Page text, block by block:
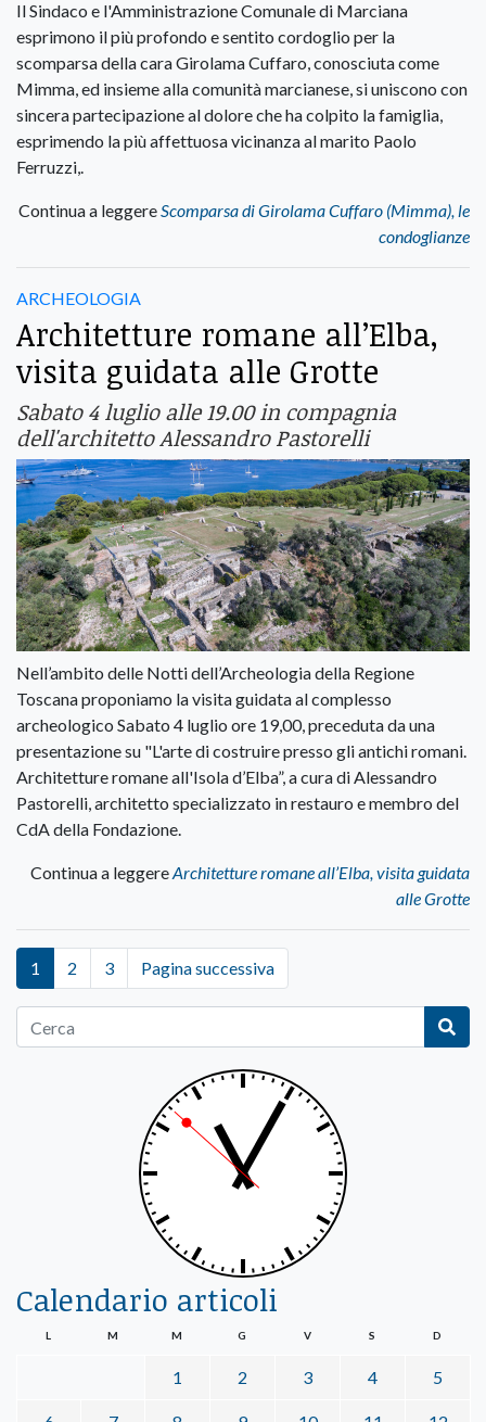
Il Sindaco e l'Amministrazione Comunale di Marciana
esprimono il più profondo e sentito cordoglio per la
scomparsa della cara Girolama Cuffaro, conosciuta come
Mimma, ed insieme alla comunità marcianese, si uniscono con
sincera partecipazione al dolore che ha colpito la famiglia,
esprimendo la più affettuosa vicinanza al marito Paolo
Ferruzzi,.
Continua a leggereScomparsa di Girolama Cuffaro (Mimma), le
condoglianze
ARCHEOLOGIA
Architetture romane all’Elba,
visita guidata alle Grotte
Sabato 4 luglio alle 19.00 in compagnia
dell'architetto Alessandro Pastorelli
Nell’ambito delle Notti dell’Archeologia della Regione
Toscana proponiamo la visita guidata al complesso
archeologico Sabato 4 luglio ore 19,00, preceduta da una
presentazione su "L'arte di costruire presso gli antichi romani.
Architetture romane all'Isola d’Elba”, a cura di Alessandro
Pastorelli, architetto specializzato in restauro e membro del
CdA della Fondazione.
Continua a leggereArchitetture romane all’Elba, visita guidata
alle Grotte
1 2 3 Pagina successiva
Calendario articoli
L M M G V S D
1 2 3 4 5